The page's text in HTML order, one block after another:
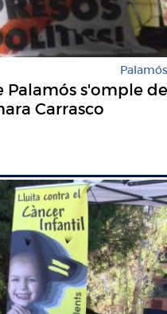
Palamós
Palamós s'omple de
Carrasco